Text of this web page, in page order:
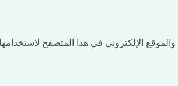
الإلكتروني في هذا المتصفح